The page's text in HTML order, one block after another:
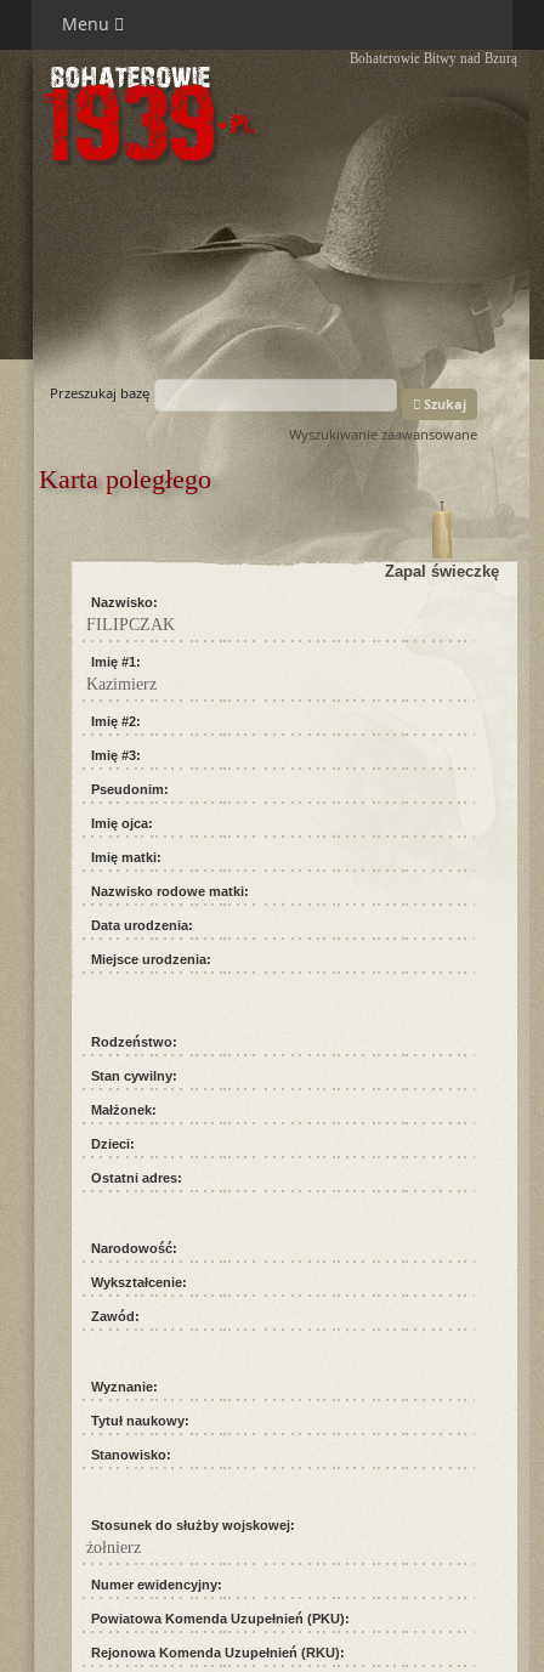
Menu
Bohaterowie Bitwy nad Bzurą
Przeszukaj bazę
Szukaj
Wyszukiwanie zaawansowane
Karta poległego
Zapal świeczkę
Nazwisko:
FILIPCZAK
Imię #1:
Kazimierz
Imię #2:
Imię #3:
Pseudonim:
Imię ojca:
Imię matki:
Nazwisko rodowe matki:
Data urodzenia:
Miejsce urodzenia:
Rodzeństwo:
Stan cywilny:
Małżonek:
Dzieci:
Ostatni adres:
Narodowość:
Wykształcenie:
Zawód:
Wyznanie:
Tytuł naukowy:
Stanowisko:
Stosunek do służby wojskowej:
żołnierz
Numer ewidencyjny:
Powiatowa Komenda Uzupełnień (PKU):
Rejonowa Komenda Uzupełnień (RKU):